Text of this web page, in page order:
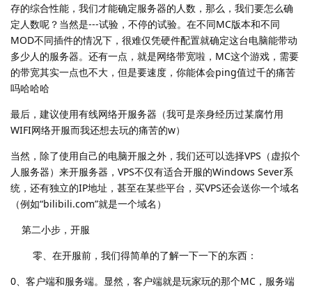
存的综合性能，我们才能确定服务器的人数，那么，我们要怎么确
定人数呢？当然是---试验，不停的试验。在不同MC版本和不同
MOD不同插件的情况下，很难仅凭硬件配置就确定这台电脑能带动
多少人的服务器。还有一点，就是网络带宽啦，MC这个游戏，需要
的带宽其实一点也不大，但是要速度，你能体会ping值过千的痛苦
吗哈哈哈
最后，建议使用有线网络开服务器（我可是亲身经历过某腐竹用
WIFI网络开服而我还想去玩的痛苦的w）
当然，除了使用自己的电脑开服之外，我们还可以选择VPS（虚拟个
人服务器）来开服务器，VPS不仅有适合开服的Windows Sever系
统，还有独立的IP地址，甚至在某些平台，买VPS还会送你一个域名
（例如“bilibili.com”就是一个域名）
第二小步，开服
零、在开服前，我们得简单的了解一下一下的东西：
0、客户端和服务端。显然，客户端就是玩家玩的那个MC，服务端